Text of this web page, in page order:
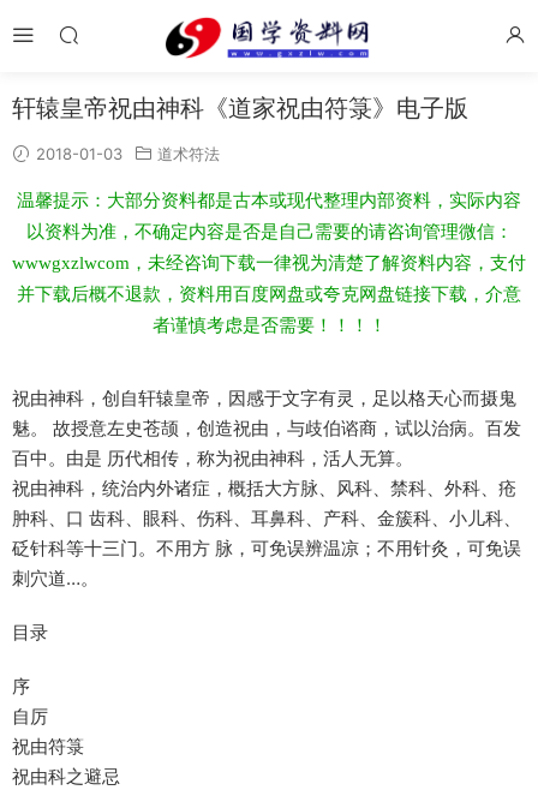
轩辕皇帝祝由神科《道家祝由符箓》电子版
2018-01-03 道术符法
温馨提示：大部分资料都是古本或现代整理内部资料，实际内容
以资料为准，不确定内容是否是自己需要的请咨询管理微信：
wwwgxzlwcom，未经咨询下载一律视为清楚了解资料内容，支付
并下载后概不退款，资料用百度网盘或夸克网盘链接下载，介意
者谨慎考虑是否需要！！！！
祝由神科，创自轩辕皇帝，因感于文字有灵，足以格天心而摄鬼
魅。 故授意左史苍颉，创造祝由，与歧伯谘商，试以治病。百发
百中。由是 历代相传，称为祝由神科，活人无算。
祝由神科，统治内外诸症，概括大方脉、风科、禁科、外科、疮
肿科、口 齿科、眼科、伤科、耳鼻科、产科、金簇科、小儿科、
砭针科等十三门。不用方 脉，可免误辨温凉；不用针灸，可免误
刺穴道…。
目录
序
自厉
祝由符箓
祝由科之避忌